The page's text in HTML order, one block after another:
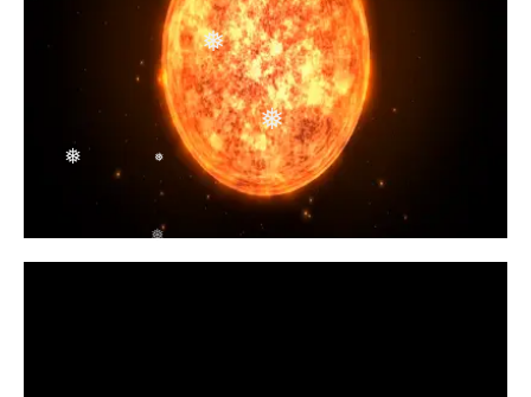
❅ ❅
❅
❅
❅
❅
❅
❅